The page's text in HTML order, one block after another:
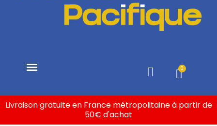
Livraison gratuite en France métropolitaine à partir de
50€ d'achat